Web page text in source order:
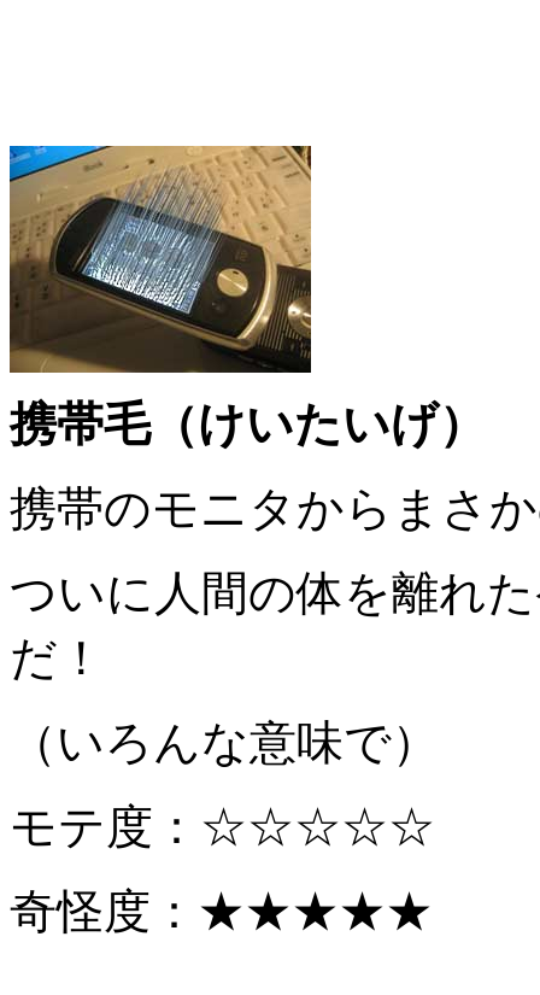
携帯毛（けいたいげ）
携帯のモニタからまさ
ついに人間の体を離れ
だ！
（いろんな意味で）
モテ度：☆☆☆☆☆
奇怪度：★★★★★